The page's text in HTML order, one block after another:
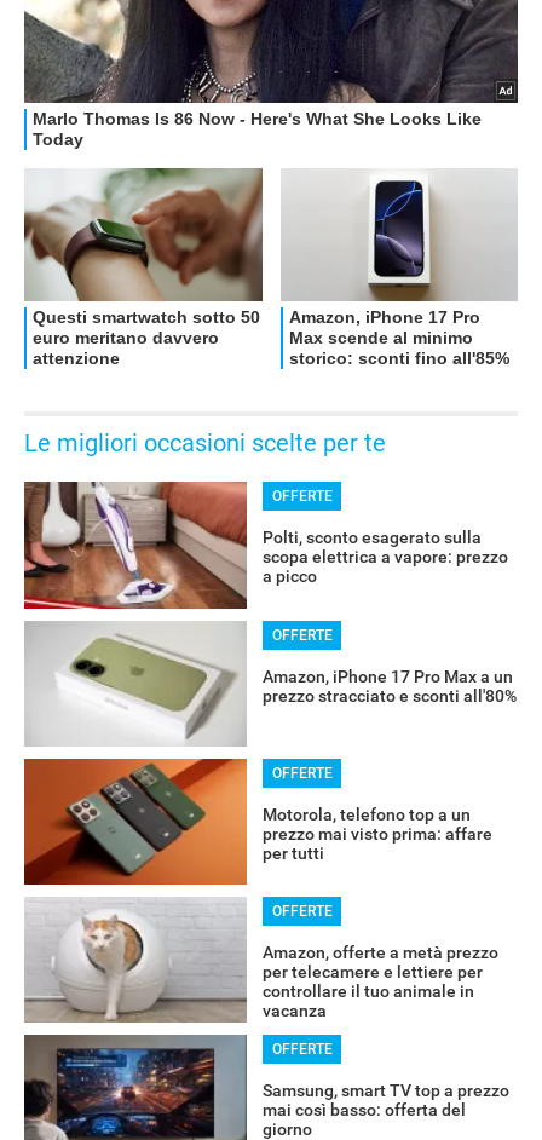
OFFERTE
Le migliori occasioni scelte per te
OFFERTE
Polti, sconto esagerato sulla
scopa elettrica a vapore: prezzo
a picco
OFFERTE
Amazon, iPhone 17 Pro Max a un
prezzo stracciato e sconti all'80%
OFFERTE
Motorola, telefono top a un
prezzo mai visto prima: affare
per tutti
OFFERTE
Amazon, offerte a metà prezzo
per telecamere e lettiere per
controllare il tuo animale in
vacanza
OFFERTE
Samsung, smart TV top a prezzo
mai così basso: offerta del
giorno